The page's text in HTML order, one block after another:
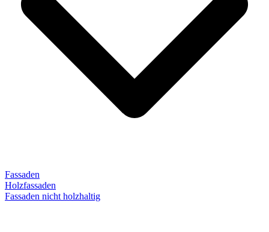
Fassaden
Holzfassaden
Fassaden nicht holzhaltig